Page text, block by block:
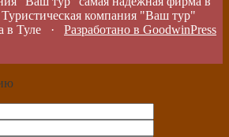
Туристическая компания "Ваш тур"
в Туле · Разработано в GoodwinPress